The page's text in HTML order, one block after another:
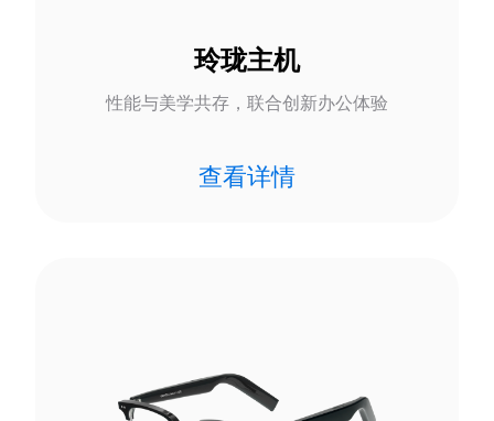
玲珑主机
性能与美学共存，联合创新办公体验
查看详情